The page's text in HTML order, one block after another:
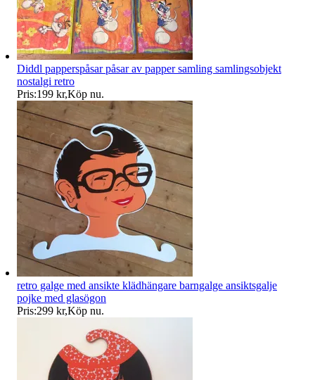
Diddl papperspåsar påsar av papper samling samlingsobjekt
nostalgi retro
Pris:199 kr,Köp nu.
retro galge med ansikte klädhängare barngalge ansiktsgalje
pojke med glasögon
Pris:299 kr,Köp nu.